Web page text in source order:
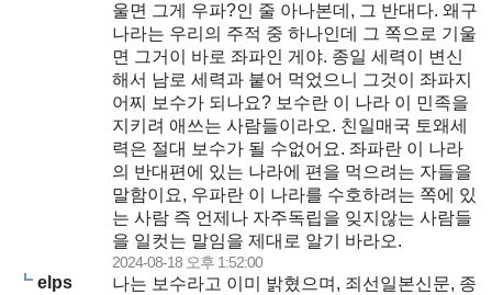
울면 그게 우파?인 줄 아나본데, 그 반대다. 왜구
나라는 우리의 주적 중 하나인데 그 쪽으로 기울
면 그거이 바로 좌파인 게야. 종일 세력이 변신
해서 남로 세력과 붙어 먹었으니 그것이 좌파지
어찌 보수가 되나요? 보수란 이 나라 이 민족을
지키려 애쓰는 사람들이라오. 친일매국 토왜세
력은 절대 보수가 될 수없어요. 좌파란 이 나라
의 반대편에 있는 나라에 편을 먹으려는 자들을
말함이요, 우파란 이 나라를 수호하려는 쪽에 있
는 사람 즉 언제나 자주독립을 잊지않는 사람들
을 일컷는 말임을 제대로 알기 바라오.
2024-08-18 오후 1:52:00
elps
나는 보수라고 이미 밝혔으며, 죄선일본신문, 종